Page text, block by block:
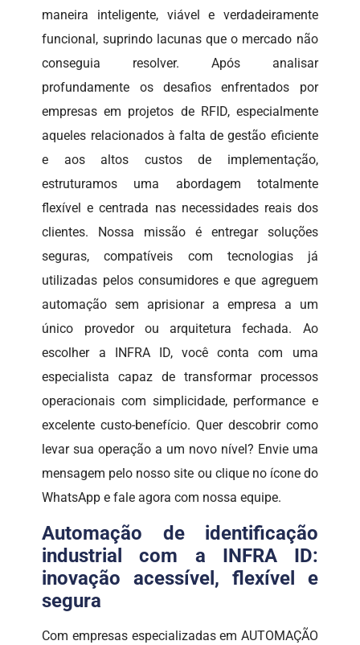
maneira inteligente, viável e verdadeiramente
funcional, suprindo lacunas que o mercado não
conseguia resolver. Após analisar
profundamente os desafios enfrentados por
empresas em projetos de RFID, especialmente
aqueles relacionados à falta de gestão eficiente
e aos altos custos de implementação,
estruturamos uma abordagem totalmente
flexível e centrada nas necessidades reais dos
clientes. Nossa missão é entregar soluções
seguras, compatíveis com tecnologias já
utilizadas pelos consumidores e que agreguem
automação sem aprisionar a empresa a um
único provedor ou arquitetura fechada. Ao
escolher a INFRA ID, você conta com uma
especialista capaz de transformar processos
operacionais com simplicidade, performance e
excelente custo-benefício. Quer descobrir como
levar sua operação a um novo nível? Envie uma
mensagem pelo nosso site ou clique no ícone do
WhatsApp e fale agora com nossa equipe.
Automação de identificação
industrial com a INFRA ID:
inovação acessível, flexível e
segura
Com empresas especializadas em AUTOMAÇÃO